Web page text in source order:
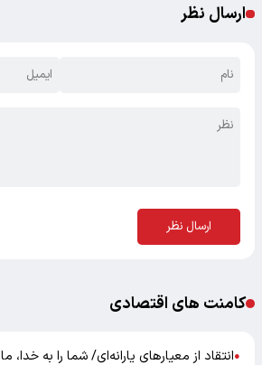
ارسال نظر
ارسال نظر
کامنت های اقتصادی
●انتقاد از معیارهای یارانه‌ای/ شما را به خدا،